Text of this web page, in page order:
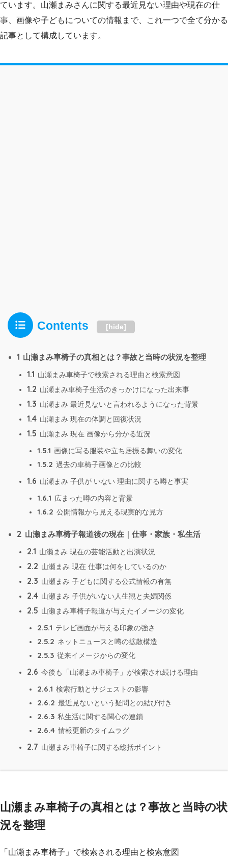
ています。山瀬まみさんに関する最近見ない理由や現在の仕
事、画像や子どもについての情報まで、これ一つで全て分かる
記事として構成しています。
Contents [hide]
1 山瀬まみ車椅子の真相とは？事故と当時の状況を整理
1.1 山瀬まみ車椅子で検索される理由と検索意図
1.2 山瀬まみ車椅子生活のきっかけになった出来事
1.3 山瀬まみ 最近見ないと言われるようになった背景
1.4 山瀬まみ 現在の体調と回復状況
1.5 山瀬まみ 現在 画像から分かる近況
1.5.1 画像に写る服装や立ち居振る舞いの変化
1.5.2 過去の車椅子画像との比較
1.6 山瀬まみ 子供が いない 理由に関する噂と事実
1.6.1 広まった噂の内容と背景
1.6.2 公開情報から見える現実的な見方
2 山瀬まみ車椅子報道後の現在｜仕事・家族・私生活
2.1 山瀬まみ 現在の芸能活動と出演状況
2.2 山瀬まみ 現在 仕事は何をしているのか
2.3 山瀬まみ 子どもに関する公式情報の有無
2.4 山瀬まみ 子供がいない人生観と夫婦関係
2.5 山瀬まみ車椅子報道が与えたイメージの変化
2.5.1 テレビ画面が与える印象の強さ
2.5.2 ネットニュースと噂の拡散構造
2.5.3 従来イメージからの変化
2.6 今後も「山瀬まみ車椅子」が検索され続ける理由
2.6.1 検索行動とサジェストの影響
2.6.2 最近見ないという疑問との結び付き
2.6.3 私生活に関する関心の連鎖
2.6.4 情報更新のタイムラグ
2.7 山瀬まみ車椅子に関する総括ポイント
山瀬まみ車椅子の真相とは？事故と当時の状
況を整理
「山瀬まみ車椅子」で検索される理由と検索意図